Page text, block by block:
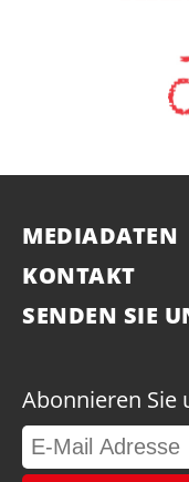
MEDIADATEN
KONTAKT
SENDEN SIE
Abonnieren Sie